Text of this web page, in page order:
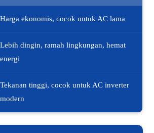
Harga ekonomis, cocok untuk AC lama
Lebih dingin, ramah lingkungan, hemat
energi
Tekanan tinggi, cocok untuk AC inverter
modern